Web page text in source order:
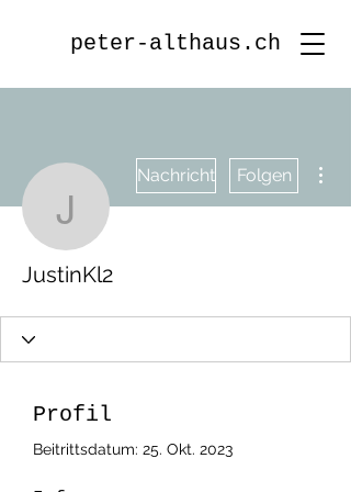
peter-althaus.ch
JustinKl2
Nachricht Folgen
JustinKl2
Profil
Beitrittsdatum: 25. Okt. 2023